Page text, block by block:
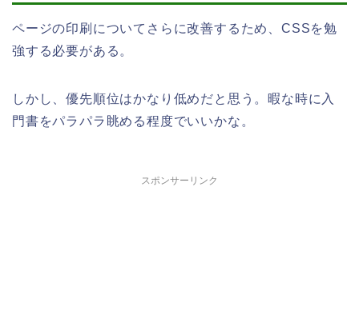
ページの印刷についてさらに改善するため、CSSを勉
強する必要がある。
しかし、優先順位はかなり低めだと思う。暇な時に入
門書をパラパラ眺める程度でいいかな。
スポンサーリンク